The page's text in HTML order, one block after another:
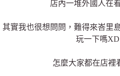
店內一堆外國人在
其實我也很想問問，難得來峇里
玩一下嗎XD
怎麼大家都在店裡